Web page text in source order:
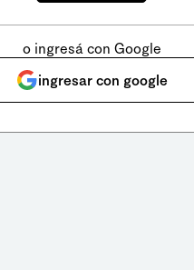
o ingresá con Google
ingresar con google